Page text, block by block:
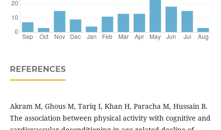
REFERENCES
Akram M, Ghous M, Tariq I, Khan H, Paracha M, Hussain B.
The association between physical activity with cognitive and